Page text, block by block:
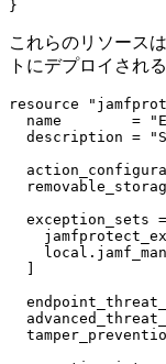
これらのリソース
トにデプロイされ
resource
name        =
description =
exception_sets =